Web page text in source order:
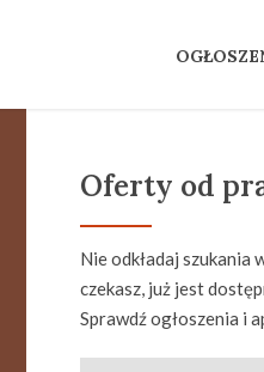
Oferty od
Nie odkładaj szukania
czekasz, już jest
Sprawdź ogłoszenia i